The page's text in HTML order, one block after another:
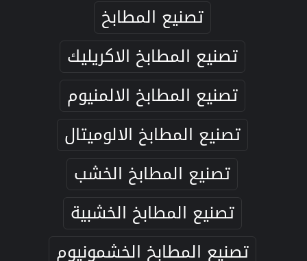
تصنيع المطابخ
تصنيع المطابخ الاكريليك
تصنيع المطابخ الالمنيوم
تصنيع المطابخ الالوميتال
تصنيع المطابخ الخشب
تصنيع المطابخ الخشبية
تصنيع المطابخ الخشمونيوم